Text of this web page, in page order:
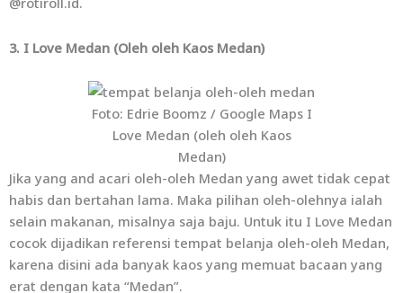
3. I Love Medan (Oleh oleh Kaos Medan)
Foto: Edrie Boomz / Google Maps I
Love Medan (oleh oleh Kaos
Medan)
Jika yang and acari oleh-oleh Medan yang awet tidak cepat
habis dan bertahan lama. Maka pilihan oleh-olehnya ialah
selain makanan, misalnya saja baju. Untuk itu I Love Medan
cocok dijadikan referensi tempat belanja oleh-oleh Medan,
karena disini ada banyak kaos yang memuat bacaan yang
erat dengan kata “Medan”.